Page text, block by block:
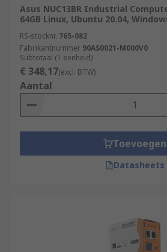
Asus NUC13BR Industrial
64GB Linux, Ubuntu 20.04,
RS-stocknr. 765-082
Fabrikantnummer 90AS0021-M000V0
Subtotaal (1 eenheid)
€ 348,17(excl. BTW)
Aantal
Toevoegen
Datasheets